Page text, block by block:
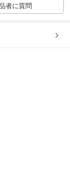
者に質問